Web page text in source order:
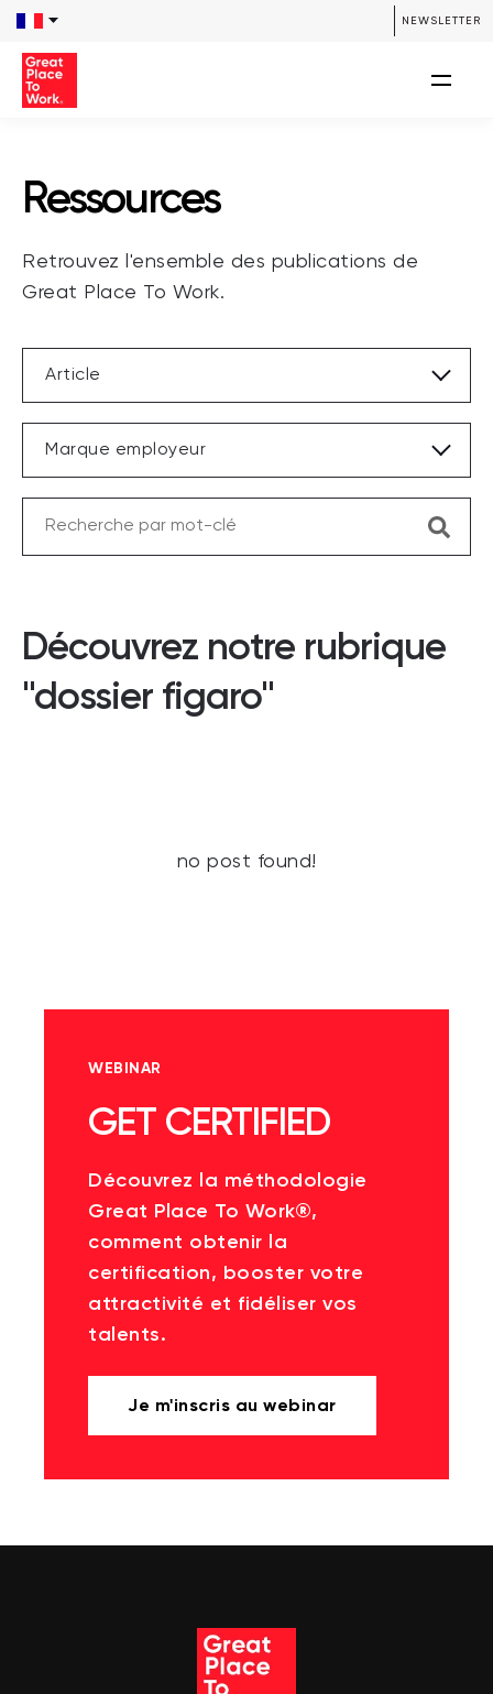
NEWSLETTER
/**** SEARCH *****/ /**** END SEARCH *****/
Ressources
Retrouvez l'ensemble des publications de
Great Place To Work.
Article
Marque employeur
Découvrez notre rubrique
"dossier figaro"
no post found!
WEBINAR
GET CERTIFIED
Découvrez la méthodologie
Great Place To Work®,
comment obtenir la
certification, booster votre
attractivité et fidéliser vos
talents.
Je m'inscris au webinar